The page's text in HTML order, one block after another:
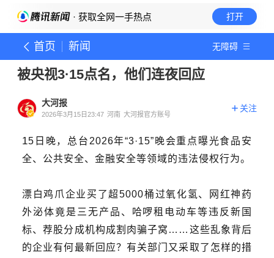
· 获取全网一手热点 打开
首页 新闻 无障碍
被央视3·15点名，他们连夜回应
大河报
2026年3月15日23:47 河南 大河报官方账号
关注
15日晚，总台 2026年“3·15” 晚会重点曝光食品安
全、公共安全、金融安全等领域的违法侵权行为。
漂白鸡爪企业买了超5000桶过氧化氢 、
网红神药
外泌体竟是三无产品 、 哈啰租电动车等违反新国
标、荐股分成机构成割肉骗子窝 …… 这些乱象背后
的企业有何最新回应？有关部门又采取了怎样的措